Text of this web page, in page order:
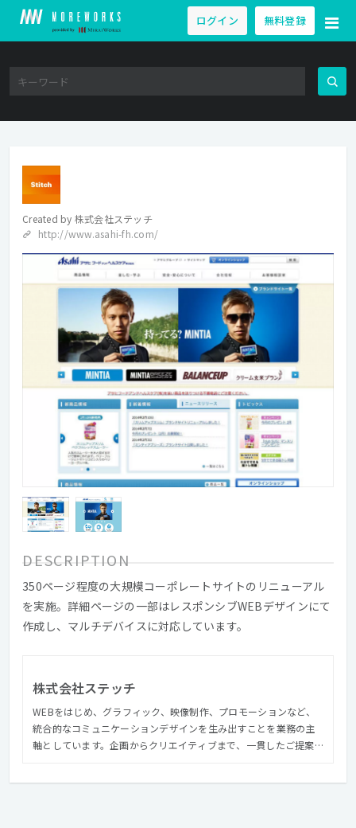
ログイン 無料登録
Created by 株式会社ステッチ
http://www.asahi-fh.com/
DESCRIPTION
350ページ程度の大規模コーポレートサイトのリニューアル
を実施。詳細ページの一部はレスポンシブWEBデザインにて
作成し、マルチデバイスに対応しています。
株式会社ステッチ
WEBをはじめ、グラフィック、映像制作、プロモーションなど、
統合的なコミュニケーションデザインを生み出すことを業務の主
軸としています。企画からクリエイティブまで、一貫したご提案